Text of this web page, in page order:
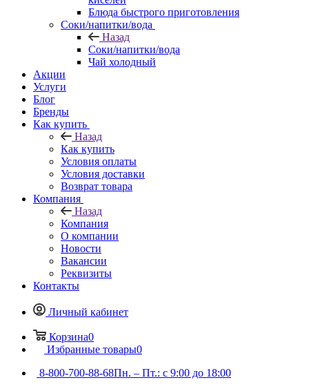
Блюда быстрого приготовления
Соки/напитки/вода
Назад
Соки/напитки/вода
Чай холодный
Акции
Услуги
Блог
Бренды
Как купить
Назад
Как купить
Условия оплаты
Условия доставки
Возврат товара
Компания
Назад
Компания
О компании
Новости
Вакансии
Реквизиты
Контакты
Личный кабинет
Корзина0
Избранные товары0
8-800-700-88-68Пн. – Пт.: с 9:00 до 18:00